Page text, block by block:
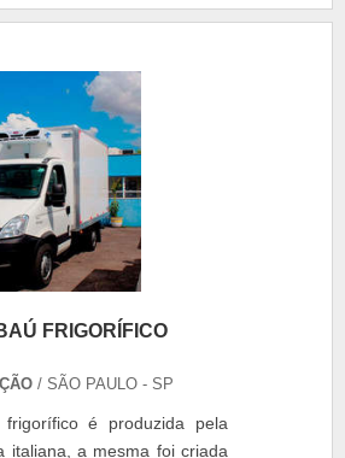
FRIGORÍFICO
/ SÃO PAULO - SP
é produzida pela
italiana, a mesma foi criada